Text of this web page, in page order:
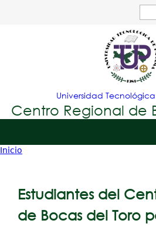
Jump to
de
Universidad
Centro Regional de
Tropical
Principal
Admisión
Oferta
está
Inicio
Estudiantes del
de Bocas del Toro